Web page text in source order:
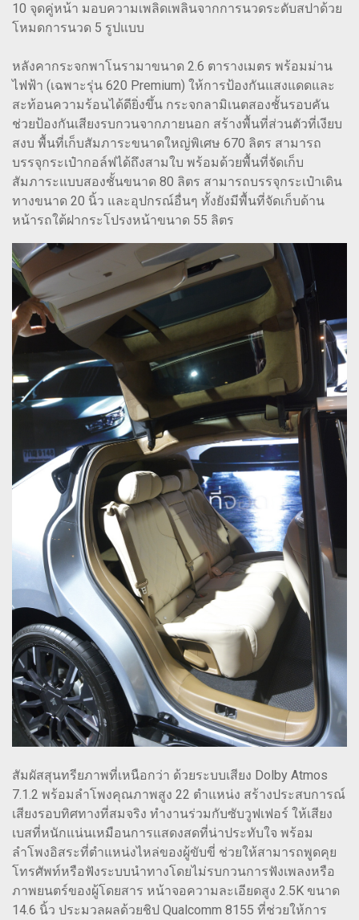
10 จุดคู่หน้า มอบความเพลิดเพลินจากการนวดระดับสปาด้วย
โหมดการนวด 5 รูปแบบ
หลังคากระจกพาโนรามาขนาด 2.6 ตารางเมตร พร้อมม่าน
ไฟฟ้า (เฉพาะรุ่น 620 Premium) ให้การป้องกันแสงแดดและ
สะท้อนความร้อนได้ดียิ่งขึ้น กระจกลามิเนตสองชั้นรอบคัน
ช่วยป้องกันเสียงรบกวนจากภายนอก สร้างพื้นที่ส่วนตัวที่เงียบ
สงบ พื้นที่เก็บสัมภาระขนาดใหญ่พิเศษ 670 ลิตร สามารถ
บรรจุกระเป๋ากอล์ฟได้ถึงสามใบ พร้อมด้วยพื้นที่จัดเก็บ
สัมภาระแบบสองชั้นขนาด 80 ลิตร สามารถบรรจุกระเป๋าเดิน
ทางขนาด 20 นิ้ว และอุปกรณ์อื่นๆ ทั้งยังมีพื้นที่จัดเก็บด้าน
หน้ารถใต้ฝากระโปรงหน้าขนาด 55 ลิตร
สัมผัสสุนทรียภาพที่เหนือกว่า ด้วยระบบเสียง Dolby Atmos
7.1.2 พร้อมลำโพงคุณภาพสูง 22 ตำแหน่ง สร้างประสบการณ์
เสียงรอบทิศทางที่สมจริง ทำงานร่วมกับซับวูฟเฟอร์ ให้เสียง
เบสที่หนักแน่นเหมือนการแสดงสดที่น่าประทับใจ พร้อม
ลำโพงอิสระที่ตำแหน่งไหล่ของผู้ขับขี่ ช่วยให้สามารถพูดคุย
โทรศัพท์หรือฟังระบบนำทางโดยไม่รบกวนการฟังเพลงหรือ
ภาพยนตร์ของผู้โดยสาร หน้าจอความละเอียดสูง 2.5K ขนาด
14.6 นิ้ว ประมวลผลด้วยชิป Qualcomm 8155 ที่ช่วยให้การ